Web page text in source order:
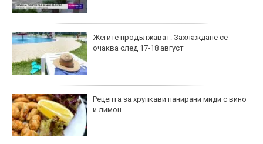
Жегите продължават: Захлаждане се
очаква след 17-18 август
Рецепта за хрупкави панирани миди с вино
и лимон